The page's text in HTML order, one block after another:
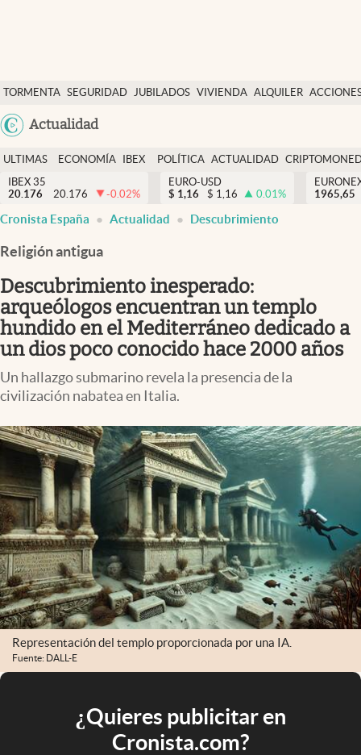
TORMENTA SEGURIDAD JUBILADOS VIVIENDA ALQUILER
USA
Actualidad
Economía y finanzas
Política
Actualidad
Criptomonedas
España
ULTIMAS
NOTICIAS
ECONOMÍA
FINANZAS
IBEX
EURO
POLÍTICA ACTUALIDAD
IBEX 35
20.176
20.176 -0.02%
EURO-USD
$ 1,16 $ 1,16 0.01%
1965,65
Cronista España Actualidad Descubrimiento
Religión antigua
Descubrimiento inesperado:
arqueólogos encuentran un templo
hundido en el Mediterráneo dedicado a
un dios poco conocido hace 2000 años
Un hallazgo submarino revela la presencia de la
civilización nabatea en Italia.
Representación del templo proporcionada por una IA.
Fuente: DALL-E
¿Quieres publicitar en
Cronista.com?